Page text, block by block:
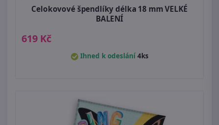
Celokovové špendlíky délka 18 mm VELKÉ
BALENÍ
619 Kč
Ihned k odeslání4ks